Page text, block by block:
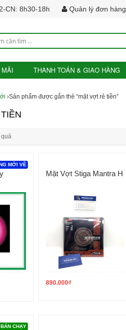
CN: 8h30-18h Quản lý đơn hàng
THANH TOÁN & GIAO HÀNG
›Sản phẩm được gắn thẻ “mặt vợt rẻ tiền”
quả
MỚI VỀ
Mặt Vợt Stiga Mantra H
890.000₫
BÁN CHẠY